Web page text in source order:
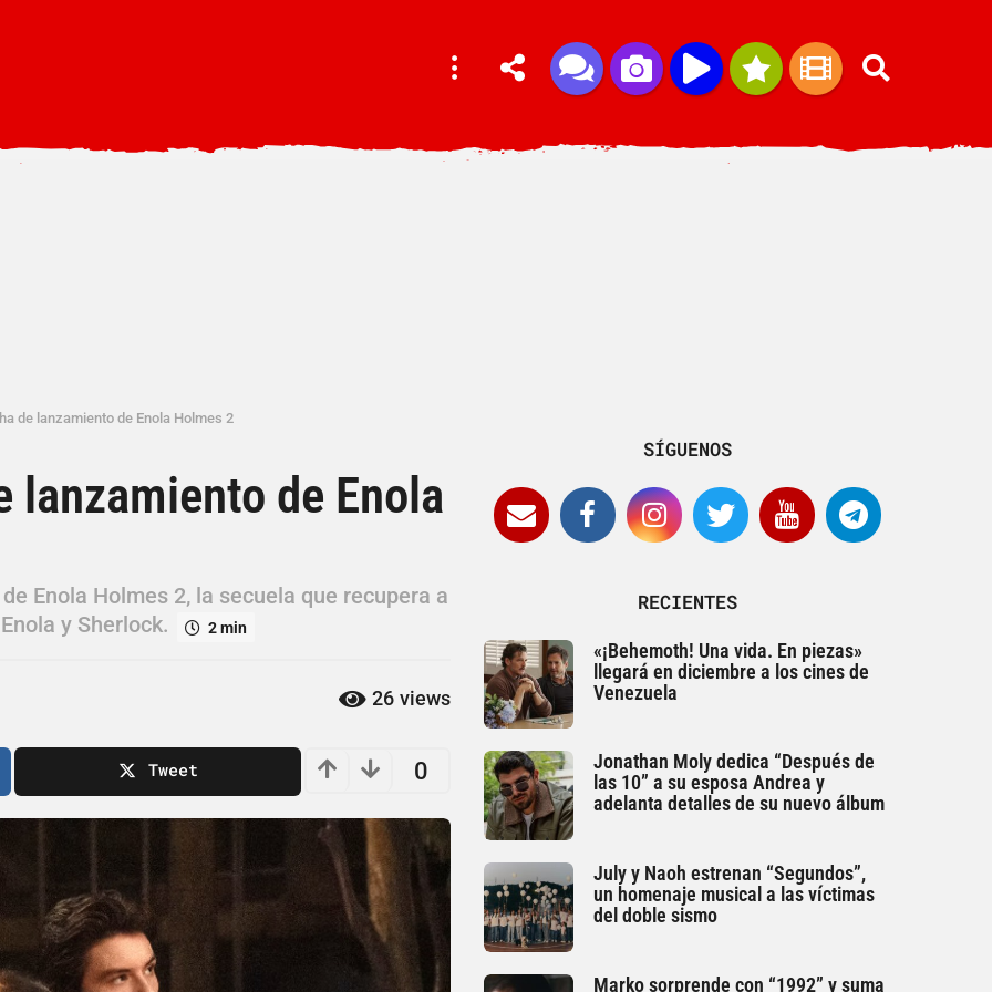
de lanzamiento de Enola Holmes 2
lanzamiento de Enola
Enola Holmes 2, la secuela que recupera a
y Sherlock.
2 min
26 views
0
Tweet
SÍGUENOS
RECIENTES
«¡Behemoth! Una vida. En piezas»
llegará en diciembre a los cines de
Venezuela
Jonathan Moly dedica “Después de
las 10” a su esposa Andrea y
adelanta detalles de su nuevo álbum
July y Naoh estrenan “Segundos”,
un homenaje musical a las víctimas
del doble sismo
Marko sorprende con “1992” y suma